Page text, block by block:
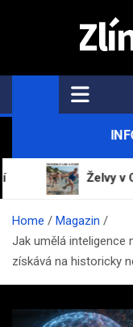
Zlínsko-
Aktuální informace
Želvy v
Home
Magazin
Jak umělá inteligence
získává na historicky